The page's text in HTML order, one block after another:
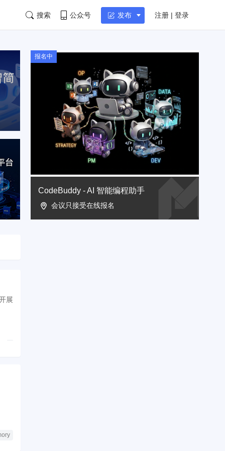
搜索 公众号 发布 注册 | 登录
报名中
CodeBuddy - AI 智能编程助手
会议只接受在线报名
展